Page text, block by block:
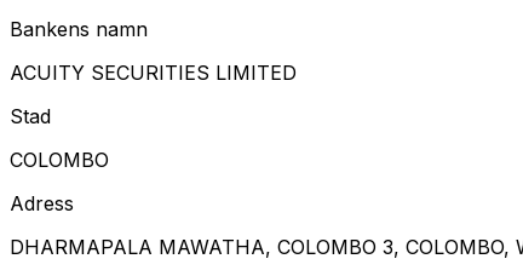
Bankens namn
ACUITY SECURITIES LIMITED
Stad
COLOMBO
Adress
DHARMAPALA MAWATHA, COLOMBO 3, COLOMBO,